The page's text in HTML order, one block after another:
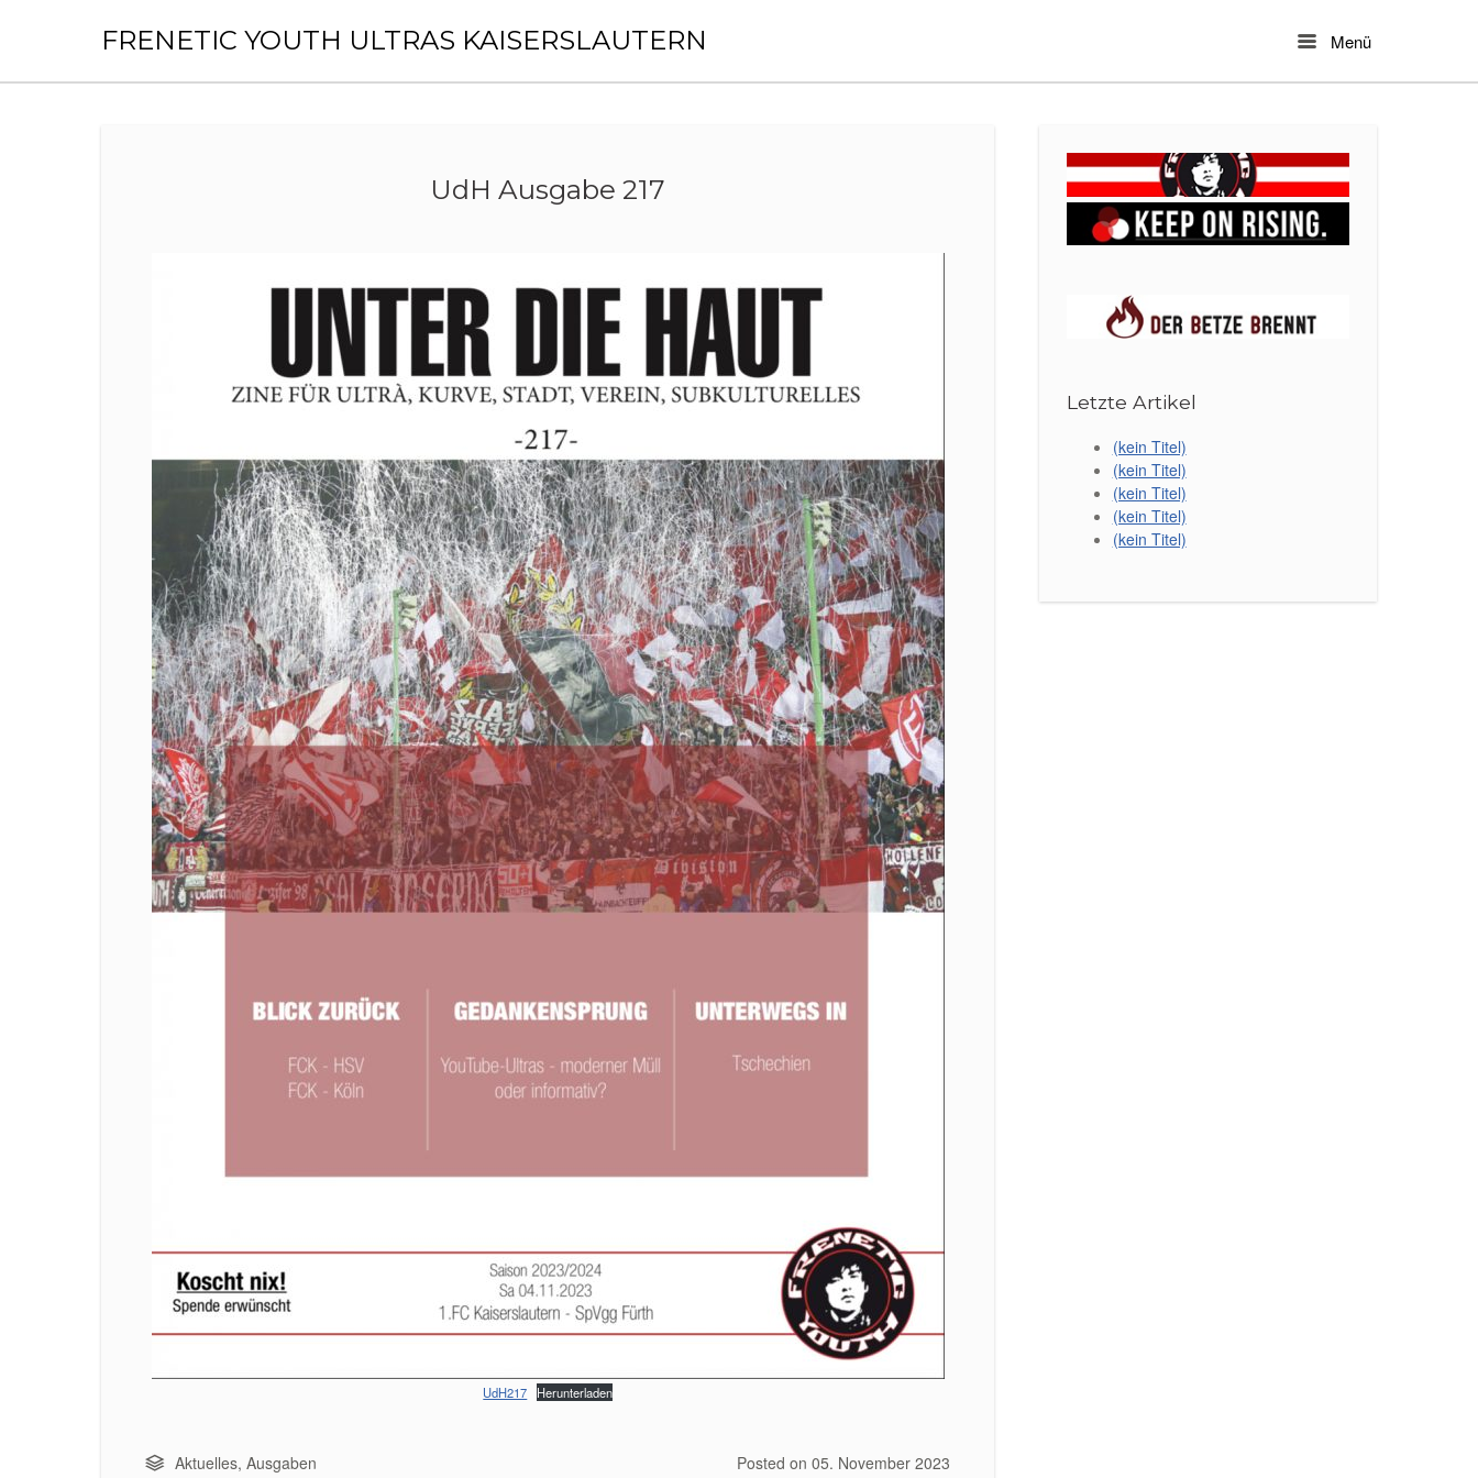
FRENETIC YOUTH ULTRAS KAISERSLAUTERN MenuMenü
UdH Ausgabe 217
UdH217 Herunterladen
Aktuelles, Ausgaben Posted on 05. November 2023
Letzte Artikel
(kein Titel)
(kein Titel)
(kein Titel)
(kein Titel)
(kein Titel)